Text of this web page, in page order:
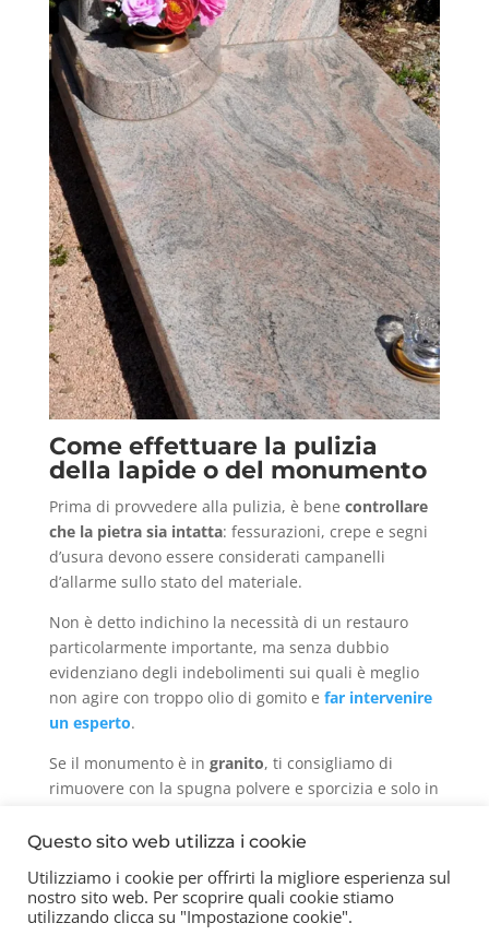
Come effettuare la pulizia
della lapide o del monumento
Prima di provvedere alla pulizia, è bene controllare
che la pietra sia intatta: fessurazioni, crepe e segni
d’usura devono essere considerati campanelli
d’allarme sullo stato del materiale.
Non è detto indichino la necessità di un restauro
particolarmente importante, ma senza dubbio
evidenziano degli indebolimenti sui quali è meglio
non agire con troppo olio di gomito e far intervenire
un esperto.
Se il monumento è in granito, ti consigliamo di
rimuovere con la spugna polvere e sporcizia e solo in
media. Importante, per evitare striature, è anche
Se, invece, lapide o tomba sono inmarmoo una
roccia calcarea, è necessaria più delicatezza, perché
Questo sito web utilizza i cookie
Utilizziamo i cookie per offrirti la migliore esperienza sul
nostro sito web. Per scoprire quali cookie stiamo
utilizzando clicca su "Impostazione cookie".